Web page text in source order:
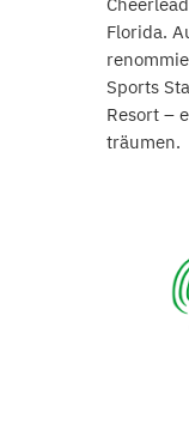
Florida.
Sports
Resort –